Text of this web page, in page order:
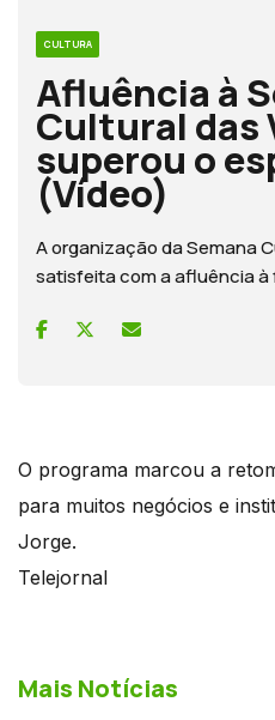
CULTURA
Afluência à
Cultural das
superou o
(Vídeo)
A organização da Semana
satisfeita com a afluência
O programa marcou a
para muitos negócios e
Jorge.
Telejornal
Mais Notícias